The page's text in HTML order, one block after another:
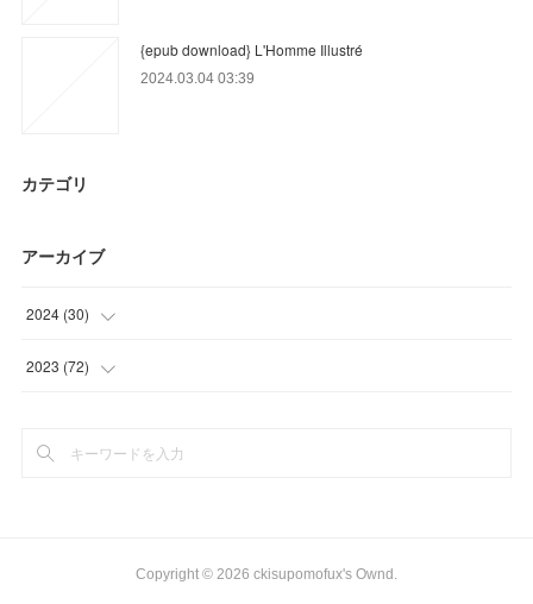
{epub download} L'Homme Illustré
2024.03.04 03:39
カテゴリ
アーカイブ
2024 (30)
(15 )
(
2023 (72)
(
Copyright © 2026 ckisupomofux's Ownd .